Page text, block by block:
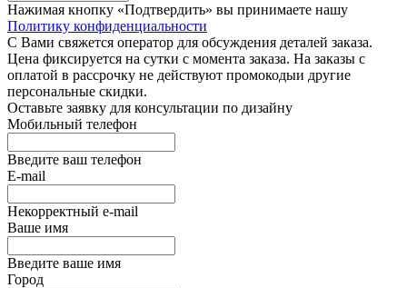
Нажимая кнопку «Подтвердить» вы принимаете нашу
Политику конфиденциальности
С Вами свяжется оператор для обсуждения деталей заказа.
Цена фиксируется на сутки с момента заказа. На заказы с
оплатой в рассрочку не действуют промокодыи другие
персональные скидки.
Оставьте заявку для консультации по дизайну
Мобильный телефон
Введите ваш телефон
E-mail
Некорректный e-mail
Ваше имя
Введите ваше имя
Город